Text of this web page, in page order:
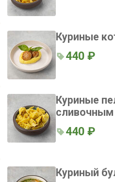
Куриные
440 ₽
Куриные
440 ₽
Куриный